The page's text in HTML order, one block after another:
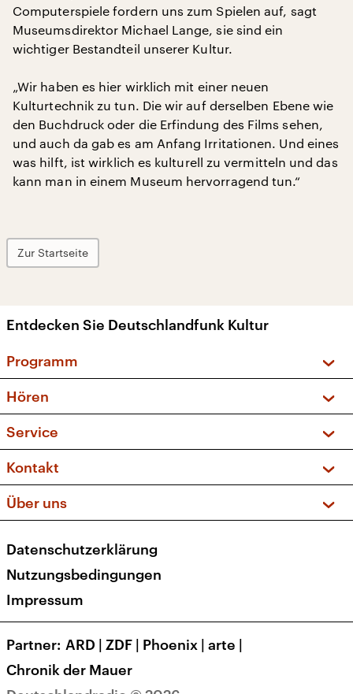
Computerspiele fordern uns zum Spielen auf, sagt
Museumsdirektor Michael Lange, sie sind ein
wichtiger Bestandteil unserer Kultur.
„Wir haben es hier wirklich mit einer neuen
Kulturtechnik zu tun. Die wir auf derselben Ebene wie
den Buchdruck oder die Erfindung des Films sehen,
und auch da gab es am Anfang Irritationen. Und eines
was hilft, ist wirklich es kulturell zu vermitteln und das
kann man in einem Museum hervorragend tun.“
Zur Startseite
Entdecken Sie Deutschlandfunk Kultur
Programm
Sendungen und Podcasts
Musikliste
Kakadu – Das Kinderprogramm
Hören
Frequenzen (UKW + DAB+)
Service
FAQ
Apps
Newsletter
Veranstaltungen
Kontakt
Social Media
Über uns
Presse
Karriere
Transparenz
Datenschutzerklärung
Nutzungsbedingungen
Impressum
Partner ARD | ZDF | Phoenix | arte |
Chronik der Mauer